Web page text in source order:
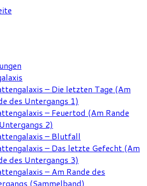
– Die letzten Tage (Am
des Untergangs 1)
– Feuertod (Am Rande
2)
– Blutfall
– Das letzte Gefecht (Am
des Untergangs 3)
– Am Rande des
(Sammelband)